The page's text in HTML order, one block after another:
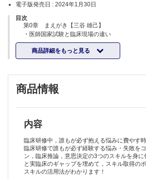
電子版発売日 : 2024年1月30日
目次
第0章 まえがき【三谷 雄己】
・医師国家試験と臨床現場の違い
はじめに／それぞれの立場からみた，初期臨
／国試と臨床現場の違い／臨床現場で必要な3
臨床研修の到達目標／本書の立ち位置
第1章 コミュニケーションの基本【三谷 雄己
が必要不可欠！
1 みんな，全然話を聞いてくれないじゃん！
わない…そんなときの一工夫・解決策／自分の
／問題と感情を分け，相手とゴールをすり合
ンを諦めない！
2 今日もまた看護師さんに怒られた… ～看護
ション～
コミュニケーションは大切だけど，いざとろ
師さんをよく知ろう！／医師と看護師がそれ
とは何か？／医師と看護師さんをつなぐ ～病
ケーションをとるためのコツは？
3 他職種の人から電話がかかってくるとドギ
とのコミュニケーション～
商品詳細をもっと見る
商品情報
内容
臨床研修中，誰もが必ず抱える悩みに費やす
臨床研修で誰もが必ず経験する悩み・失敗を
ン，臨床推論，意思決定の3つのスキルを身
と実臨床のギャップを埋めて，スキル取得の
スキルの活用法がわかります！